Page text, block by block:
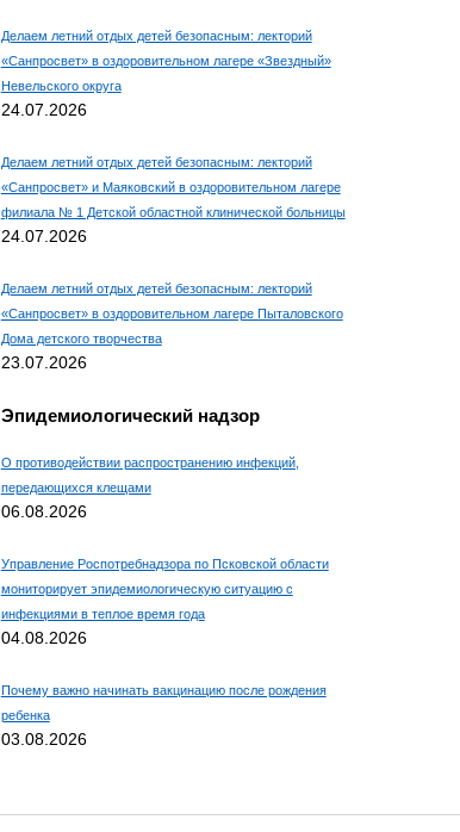
Делаем летний отдых детей безопасным: лекторий
«Санпросвет» в оздоровительном лагере «Звездный»
Невельского округа
24.07.2026
Делаем летний отдых детей безопасным: лекторий
«Санпросвет» и Маяковский в оздоровительном лагере
филиала № 1 Детской областной клинической больницы
24.07.2026
Делаем летний отдых детей безопасным: лекторий
«Санпросвет» в оздоровительном лагере Пыталовского
Дома детского творчества
23.07.2026
Эпидемиологический надзор
О противодействии распространению инфекций,
передающихся клещами
06.08.2026
Управление Роспотребнадзора по Псковской области
мониторирует эпидемиологическую ситуацию с
инфекциями в теплое время года
04.08.2026
Почему важно начинать вакцинацию после рождения
ребенка
03.08.2026